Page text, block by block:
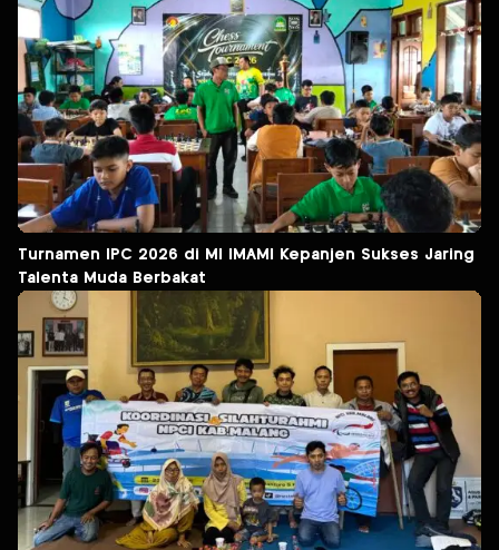
Turnamen IPC 2026 di MI IMAMI Kepanjen Sukses Jaring
Talenta Muda Berbakat